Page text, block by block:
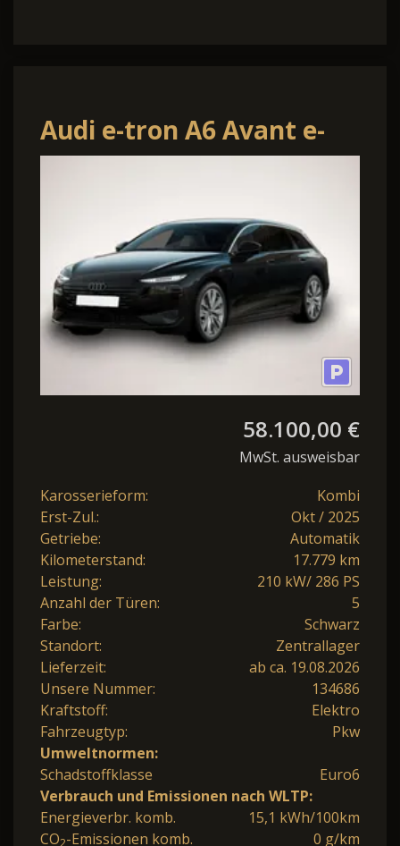
Audi e-tron A6 Avant e-
tron
58.100,00 €
MwSt. ausweisbar
Karosserieform:
Kombi
Erst-Zul.:
Okt / 2025
Getriebe:
Automatik
Kilometerstand:
17.779 km
Leistung:
210 kW/ 286 PS
Anzahl der Türen:
5
Farbe:
Schwarz
Standort:
Zentrallager
Lieferzeit:
ab ca. 19.08.2026
Unsere Nummer:
134686
Kraftstoff:
Elektro
Fahrzeugtyp:
Pkw
Umweltnormen:
Schadstoffklasse
Euro6
Verbrauch und Emissionen nach WLTP:
Energieverbr. komb.
15,1 kWh/100km
CO -Emissionen komb. 0 g/km